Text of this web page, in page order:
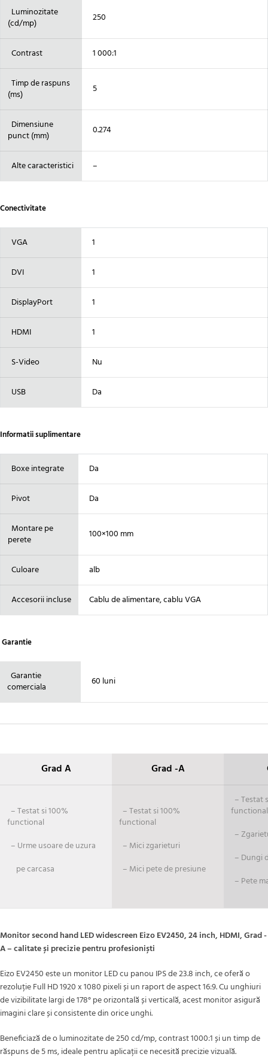
Luminozitate
(cd/mp)
250
Contrast 1 000:1
Timp de raspuns
(ms)
5
Dimensiune
punct (mm)
0.274
Alte caracteristici –
Conectivitate
VGA 1
DVI 1
DisplayPort 1
HDMI 1
S-Video Nu
USB Da
Informatii suplimentare
Boxe integrate Da
Pivot Da
Montare pe
perete
100×100 mm
Culoare alb
Accesorii incluse Cablu de alimentare, cablu VGA
Garantie
Garantie
comerciala
60 luni
Grad A Grad -A
– Testat si 100%
functional
– Urme usoare de uzura
pe carcasa
– Testat si 100%
functional
– Mici zgarieturi
– Mici pete de presiune
– Testat
functional
–
– Dungi
– Pete
Monitor second hand LED widescreen Eizo EV2450, 24 inch, HDMI, Grad -
A – calitate și precizie pentru profesioniști
Eizo EV2450 este un monitor LED cu panou IPS de 23.8 inch, ce oferă o
rezoluție Full HD 1920 x 1080 pixeli și un raport de aspect 16:9. Cu unghiuri
de vizibilitate largi de 178° pe orizontală și verticală, acest monitor asigură
imagini clare și consistente din orice unghi.
Beneficiază de o luminozitate de 250 cd/mp, contrast 1000:1 și un timp de
răspuns de 5 ms, ideale pentru aplicații ce necesită precizie vizuală.